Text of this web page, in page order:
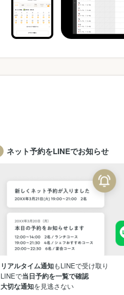
ネット予約をLINEでお知らせ
リアルタイム通知もLINEで受け取り
LINEで当日予約を一覧で確認
大切な通知を見逃さない